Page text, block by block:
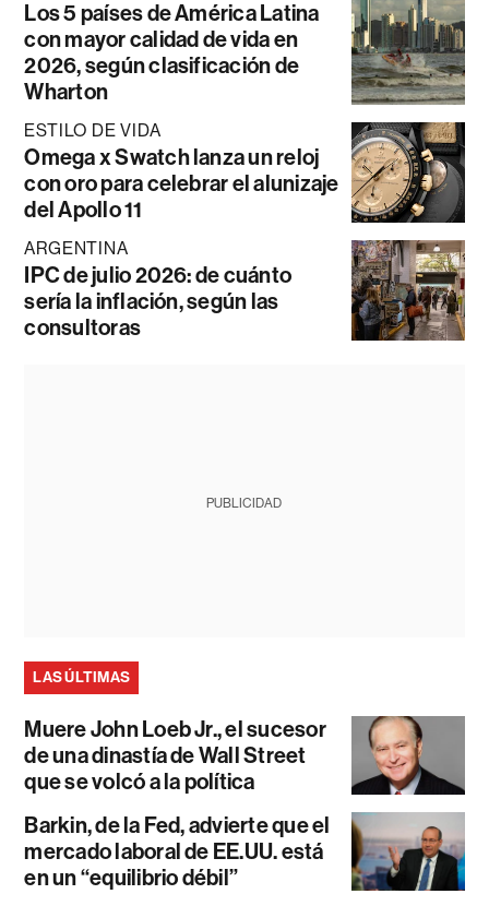
Los 5 países de América Latina
con mayor calidad de vida en
2026, según clasificación de
Wharton
ESTILO DE VIDA
Omega x Swatch lanza un reloj
con oro para celebrar el alunizaje
del Apollo 11
ARGENTINA
IPC de julio 2026: de cuánto
sería la inflación, según las
consultoras
PUBLICIDAD
LAS ÚLTIMAS
Muere John Loeb Jr., el sucesor
de una dinastía de Wall Street
que se volcó a la política
Barkin, de la Fed, advierte que el
mercado laboral de EE.UU. está
en un “equilibrio débil”